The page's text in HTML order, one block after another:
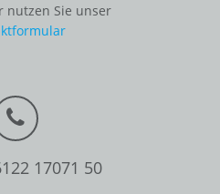
nutzen Sie unser
17071 50